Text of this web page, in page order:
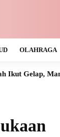
OLAHRAGA
PLN